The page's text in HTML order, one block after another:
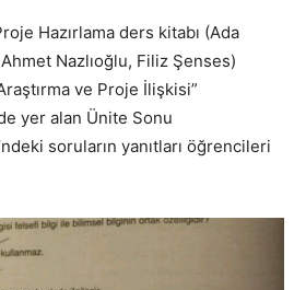
Hazırlama ders kitabı (Ada
Ahmet Nazlıoğlu, Filiz Şenses)
ve Proje İlişkisi”
yer alan Ünite Sonu
soruların yanıtları öğrencileri